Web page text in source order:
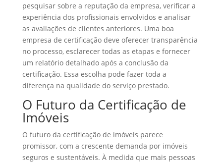
pesquisar sobre a reputação da empresa, verificar a
experiência dos profissionais envolvidos e analisar
as avaliações de clientes anteriores. Uma boa
empresa de certificação deve oferecer transparência
no processo, esclarecer todas as etapas e fornecer
um relatório detalhado após a conclusão da
certificação. Essa escolha pode fazer toda a
diferença na qualidade do serviço prestado.
O Futuro da Certificação de
Imóveis
O futuro da certificação de imóveis parece
promissor, com a crescente demanda por imóveis
seguros e sustentáveis. À medida que mais pessoas